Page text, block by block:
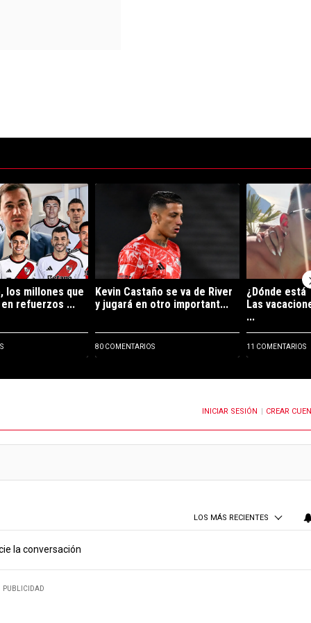
tendencia con el título "Uno por uno, los millones que gastó River
los millones que
refuerzos ...
Un artículo de tendencia con el título "Kevin
Kevin Castaño se va de River
y jugará en otro important...
80 COMENTARIOS
Un artículo de
¿Dónde está
Las
...
11 COMENTARIOS
CUANDO SE PUBLIQUEN NUEVOS COMENTARIOSINICIAR SESIÓN CREAR
LOS MÁS RECIENTES
la conversación
PUBLICIDAD